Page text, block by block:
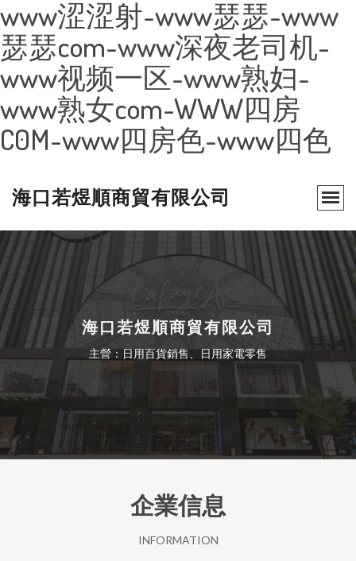
www涩涩射-www瑟瑟-www
瑟瑟com-www深夜老司机-
www视频一区-www熟妇-
www熟女com-WWW四房
C0M-www四房色-www四色
海口若煜順商貿有限公司
海口若煜順商貿有限公司
主營：日用百貨銷售、日用家電零售
企業信息
INFORMATION